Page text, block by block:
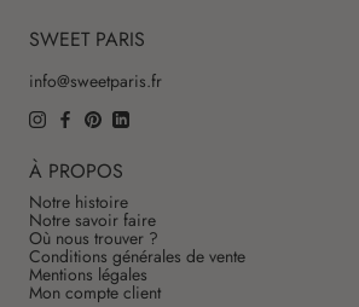
SWEET PARIS
info@sweetparis.fr
À PROPOS
Notre histoire
Notre savoir faire
Où nous trouver ?
Conditions générales de vente
Mentions légales
Mon compte client